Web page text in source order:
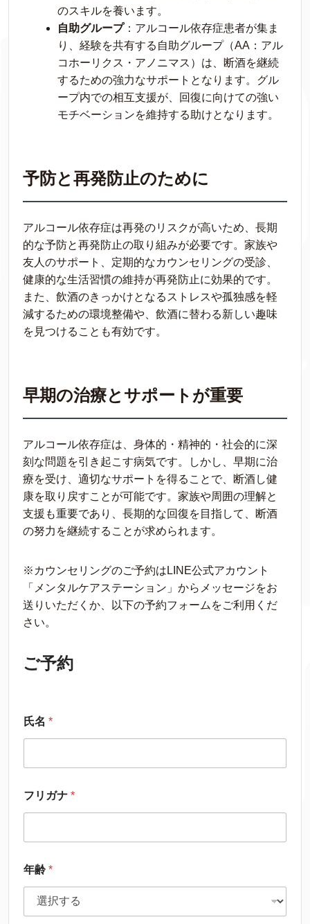
のスキルを養います。
自助グループ：アルコール依存症患者が集ま
り、経験を共有する自助グループ（AA：アル
コホーリクス・アノニマス）は、断酒を継続
するための強力なサポートとなります。グル
ープ内での相互支援が、回復に向けての強い
モチベーションを維持する助けとなります。
予防と再発防止のために
アルコール依存症は再発のリスクが高いため、長期
的な予防と再発防止の取り組みが必要です。家族や
友人のサポート、定期的なカウンセリングの受診、
健康的な生活習慣の維持が再発防止に効果的です。
また、飲酒のきっかけとなるストレスや孤独感を軽
減するための環境整備や、飲酒に替わる新しい趣味
を見つけることも有効です。
早期の治療とサポートが重要
アルコール依存症は、身体的・精神的・社会的に深
刻な問題を引き起こす病気です。しかし、早期に治
療を受け、適切なサポートを得ることで、断酒し健
康を取り戻すことが可能です。家族や周囲の理解と
支援も重要であり、長期的な回復を目指して、断酒
の努力を継続することが求められます。
※カウンセリングのご予約はLINE公式アカウント
「メンタルケアステーション」からメッセージをお
送りいただくか、以下の予約フォームをご利用くだ
さい。
ご予約
氏名 *
フリガナ *
年齢 *